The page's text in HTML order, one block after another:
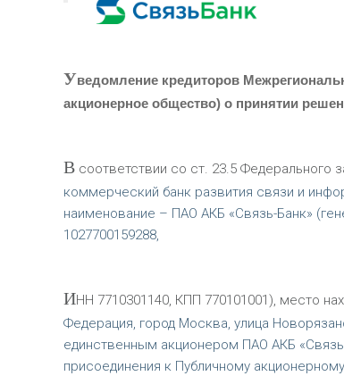
Уведомление кредиторов
акционерное общество) о принятии
Всоответствии со ст. 23.5 Федерального
коммерческий банк развития связи и
наименование – ПАО АКБ «Связь-Банк»
1027700159288,
ИНН 7710301140, КПП 770101001), место
Федерация, город Москва, улица
единственным акционером ПАО АКБ
присоединения к Публичному